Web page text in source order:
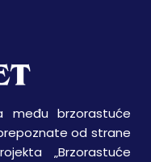
među brzorastuće
od strane
„Brzorastuće